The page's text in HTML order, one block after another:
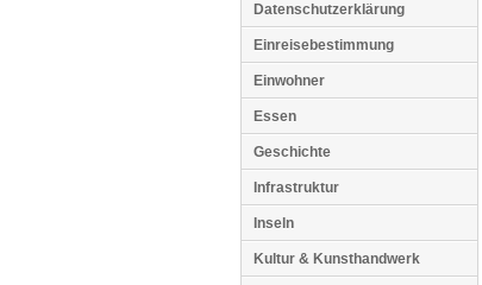
Datenschutzerklärung
Einreisebestimmung
Einwohner
Essen
Geschichte
Infrastruktur
Inseln
Kultur & Kunsthandwerk